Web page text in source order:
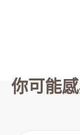
你可能